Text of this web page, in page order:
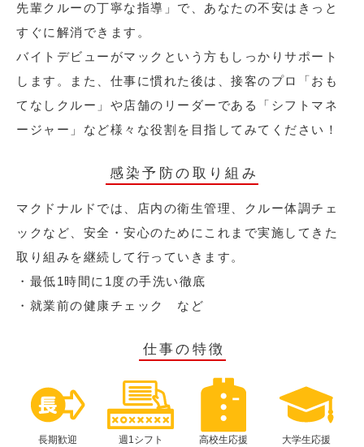
先輩クルーの丁寧な指導」で、あなたの不安はきっと
すぐに解消できます。
バイトデビューがマックという方もしっかりサポート
します。また、仕事に慣れた後は、接客のプロ「おも
てなしクルー」や店舗のリーダーである「シフトマネ
ージャー」など様々な役割を目指してみてください！
感染予防の取り組み
マクドナルドでは、店内の衛生管理、クルー体調チェ
ックなど、安全・安心のためにこれまで実施してきた
取り組みを継続して行っていきます。
・最低1時間に1度の手洗い徹底
・就業前の健康チェック など
仕事の特徴
長期歓迎
週1シフト
高校生応援 大学生応援